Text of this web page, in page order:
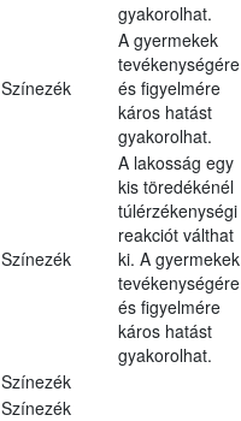
gyakorolhat.
Színezék
A gyermekek
tevékenységére
és figyelmére
káros hatást
gyakorolhat.
Színezék
A lakosság egy
kis töredékénél
túlérzékenységi
reakciót válthat
ki. A gyermekek
tevékenységére
és figyelmére
káros hatást
gyakorolhat.
Színezék
Színezék